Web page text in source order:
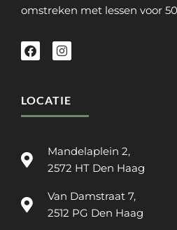
omstreken met lessen voor
LOCATIE
Mandelaplein 2,
2572 HT Den Haag
Van Damstraat 7,
2512 PG Den Haag